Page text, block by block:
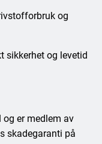
og
sikkerhet og levetid
er medlem av
skadegaranti på